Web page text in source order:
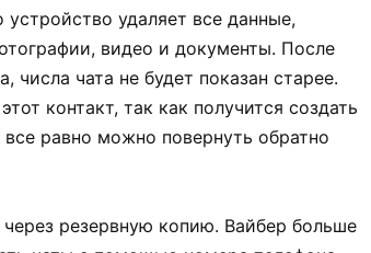
устройство удаляет все данные,
видео и документы. После
числа чата не будет показан старее.
контакт, так как получится создать
равно можно повернуть обратно
резервную копию. Вайбер больше